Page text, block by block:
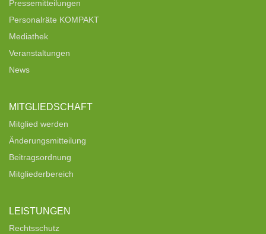
Pressemitteilungen
Personalräte KOMPAKT
Mediathek
Veranstaltungen
News
MITGLIEDSCHAFT
Mitglied werden
Änderungsmitteilung
Beitragsordnung
Mitgliederbereich
LEISTUNGEN
Rechtsschutz